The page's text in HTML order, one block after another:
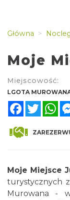
Główna
Moje
Miejscowość:
LGOTA
FacebookTwitter
Moje Miejsce
turystycznych
Murowana -